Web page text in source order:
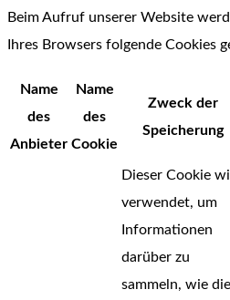
Beim Aufruf unserer Website
Ihres Browsers folgende Cookies
Name
des
Anbieter
Name
des
Cookie
Zweck der
Speicherung
Dieser Cookie
verwendet, um
Informationen
darüber zu
sammeln, wie die